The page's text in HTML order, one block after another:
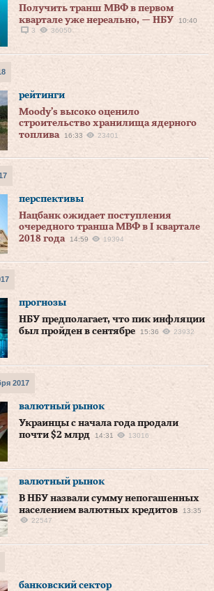
Получить транш МВФ в первом
квартале уже нереально, — НБУ
10:40
3
36050
рейтинги
Moody’s высоко оценило
строительство хранилища ядерного
топлива
16:33 23401
перспективы
Нацбанк ожидает поступления
очередного транша МВФ в I квартале
2018 года
14:59 19394
прогнозы
НБУ предполагает, что пик инфляции
был пройден в сентябре
15:36 23932
2017
валютный рынок
Украинцы с начала года продали
почти $2 млрд
14:31 13016
валютный рынок
В НБУ назвали сумму непогашенных
населением валютных кредитов
13:35
22547
банковский сектор